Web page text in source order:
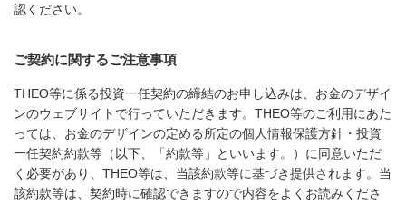
認ください。
ご契約に関するご注意事項
THEO等に係る投資一任契約の締結のお申し込みは、お金のデザイ
ンのウェブサイトで行っていただきます。THEO等のご利用にあた
っては、お金のデザインの定める所定の個人情報保護方針・投資
一任契約約款等（以下、「約款等」といいます。）に同意いただ
く必要があり、THEO等は、当該約款等に基づき提供されます。当
該約款等は、契約時に確認できますので内容をよくお読みくださ